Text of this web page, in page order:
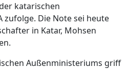
katarischen
Die Note sei heute
in Katar, Mohsen
Außenministeriums griff